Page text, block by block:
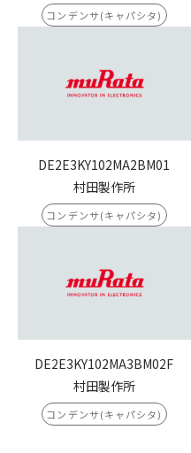
コンデンサ(キャパシタ)
DE2E3KY102MA2BM01
村田製作所
コンデンサ(キャパシタ)
DE2E3KY102MA3BM02F
村田製作所
コンデンサ(キャパシタ)